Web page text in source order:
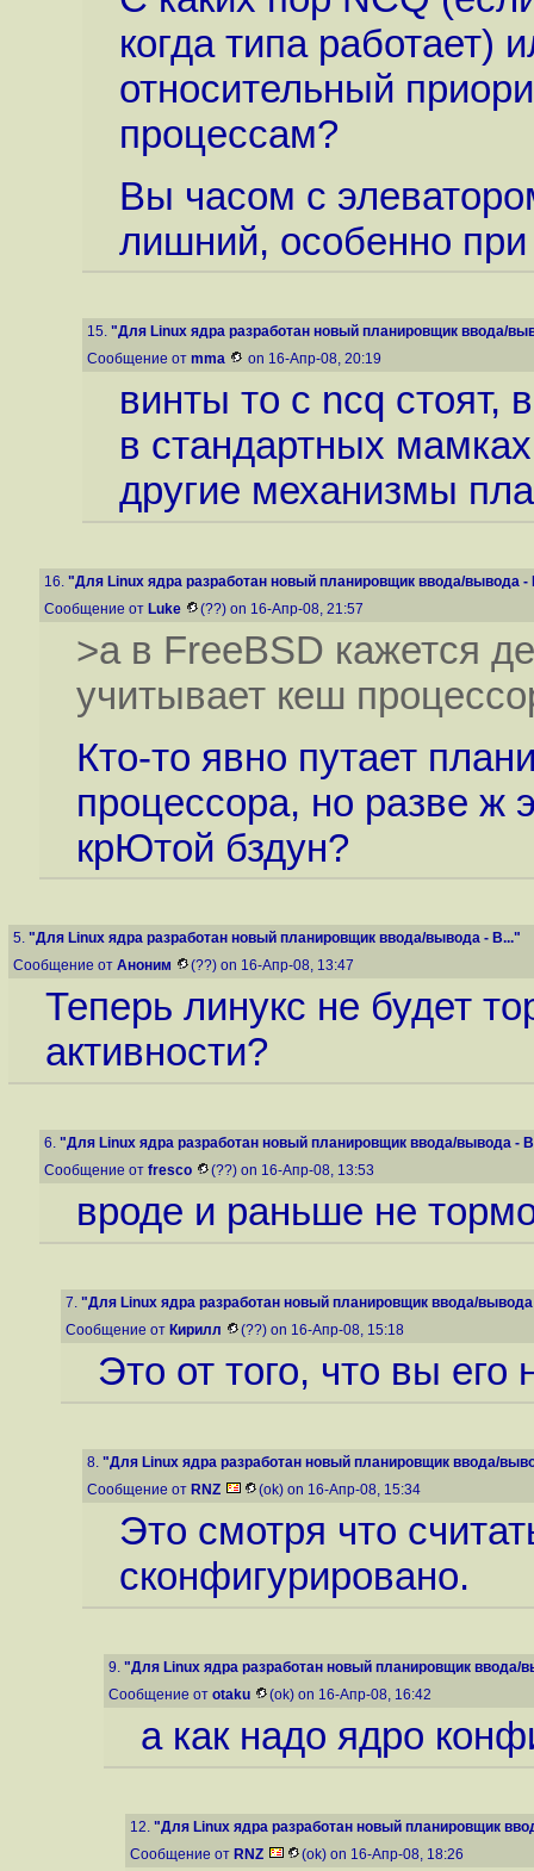
когда типа работает)
относительный
процессам?
Вы часом с
лишний, особенно при
15. "Для Linux ядра разработан новый планировщик ввода/
Сообщение от mma on 16-Апр-08, 20:19
винты то с ncq стоят,
в стандартных
другие механизмы
16. "Для Linux ядра разработан новый планировщик ввода/вывода -
Сообщение от Luke (??) on 16-Апр-08, 21:57
>а в FreeBSD кажется
учитывает кеш
Кто-то явно путает
процессора, но разве ж
крЮтой бздун?
5. "Для Linux ядра разработан новый планировщик ввода/вывода - B..."
Сообщение от Аноним (??) on 16-Апр-08, 13:47
Теперь линукс не будет
активности?
6. "Для Linux ядра разработан новый планировщик ввода/вывода -
Сообщение от fresco (??) on 16-Апр-08, 13:53
вроде и раньше не
7. "Для Linux ядра разработан новый планировщик ввода/
Сообщение от Кирилл (??) on 16-Апр-08, 15:18
Это от того, что вы его
8. "Для Linux ядра разработан новый планировщик ввода/
Сообщение от RNZ (ok) on 16-Апр-08, 15:34
Это смотря что
сконфигурировано.
9. "Для Linux ядра разработан новый планировщик ввода/
Сообщение от otaku (ok) on 16-Апр-08, 16:42
а как надо ядро
12. "Для Linux ядра разработан новый планировщик
Сообщение от RNZ (ok) on 16-Апр-08, 18:26